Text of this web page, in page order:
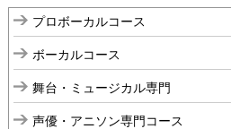
プロボーカルコース
ボーカルコース
舞台・ミュージカル専門
声優・アニソン専門コース